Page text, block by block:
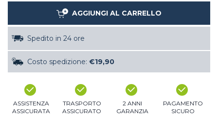
AGGIUNGI AL CARRELLO
Spedito in 24 ore
Costo spedizione: €19,90
ASSISTENZA
ASSICURATA
TRASPORTO
ASSICURATO
2 ANNI
GARANZIA
PAGAMENTO
SICURO